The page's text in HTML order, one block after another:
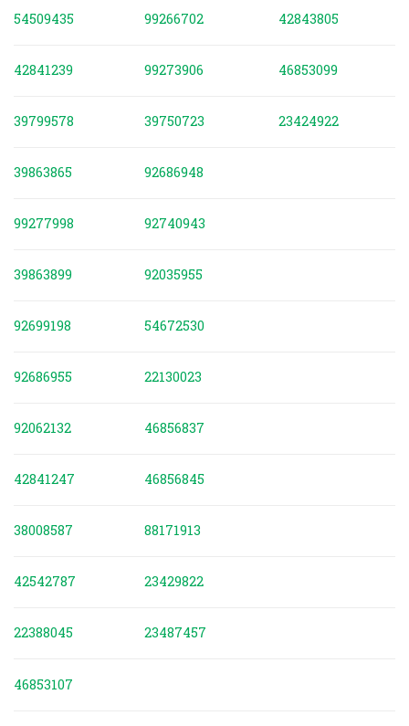
54509435 99266702 42843805
42841239 99273906 46853099
39799578 39750723 23424922
39863865 92686948
99277998 92740943
39863899 92035955
92699198 54672530
92686955 22130023
92062132 46856837
42841247 46856845
38008587 88171913
42542787 23429822
22388045 23487457
46853107